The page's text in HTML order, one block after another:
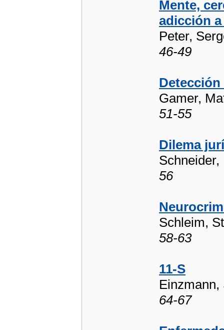
Mente,
adicción
Peter,
46-49
Gamer,
51-55
Dilema
Schneider,
56
Schleim,
58-63
11-S
Einzmann,
64-67